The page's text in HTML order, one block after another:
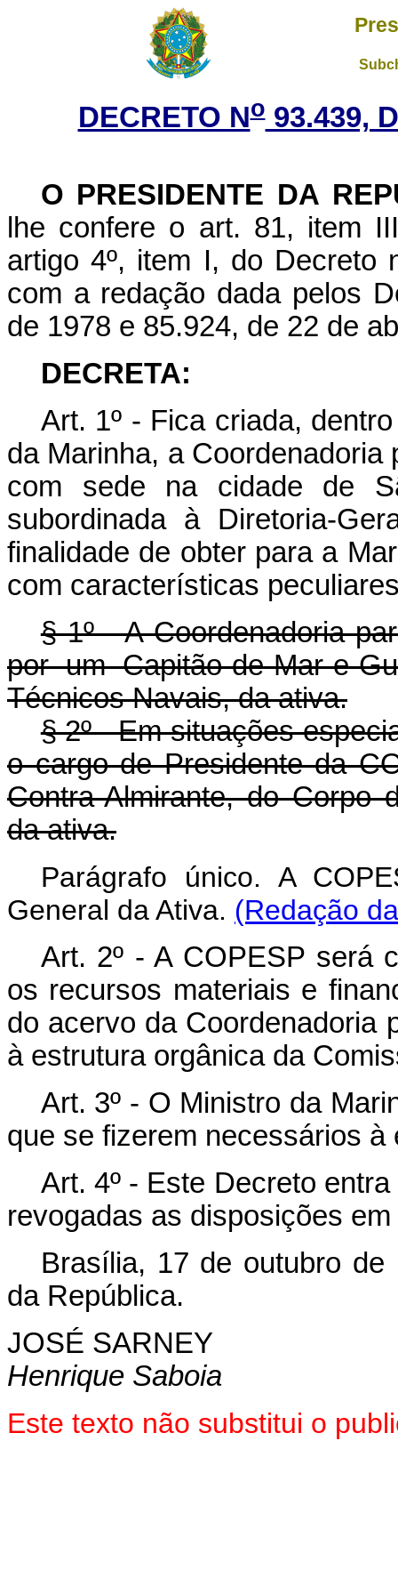
DECRETO No93.439,
O PRESIDENTE DA
lhe confere o art. 81, item
artigo 4º, item I, do Decreto
com a redação dada pelos
de 1978 e 85.924, de 22 de
DECRETA:
Art. 1º - Fica criada,
da Marinha, a
com sede na cidade de
subordinada à Diretoria-
finalidade de obter para a
com características
§ 1º - A Coordenadoria
por um Capitão-de-Mar-e-
Técnicos Navais, da ativa.
§ 2º - Em situações
o cargo de Presidente da
Contra-Almirante, do Corpo
da ativa.
Parágrafo único. A
General da Ativa. (Redação
Art. 2º - A COPESP será
os recursos materiais e
do acervo da Coordenadoria
à estrutura orgânica da
Art. 3º - O Ministro da
que se fizerem necessários
Art. 4º - Este Decreto
revogadas as disposições
Brasília, 17 de outubro de
da República.
JOSÉ SARNEY
Henrique Saboia
Este texto não substitui o